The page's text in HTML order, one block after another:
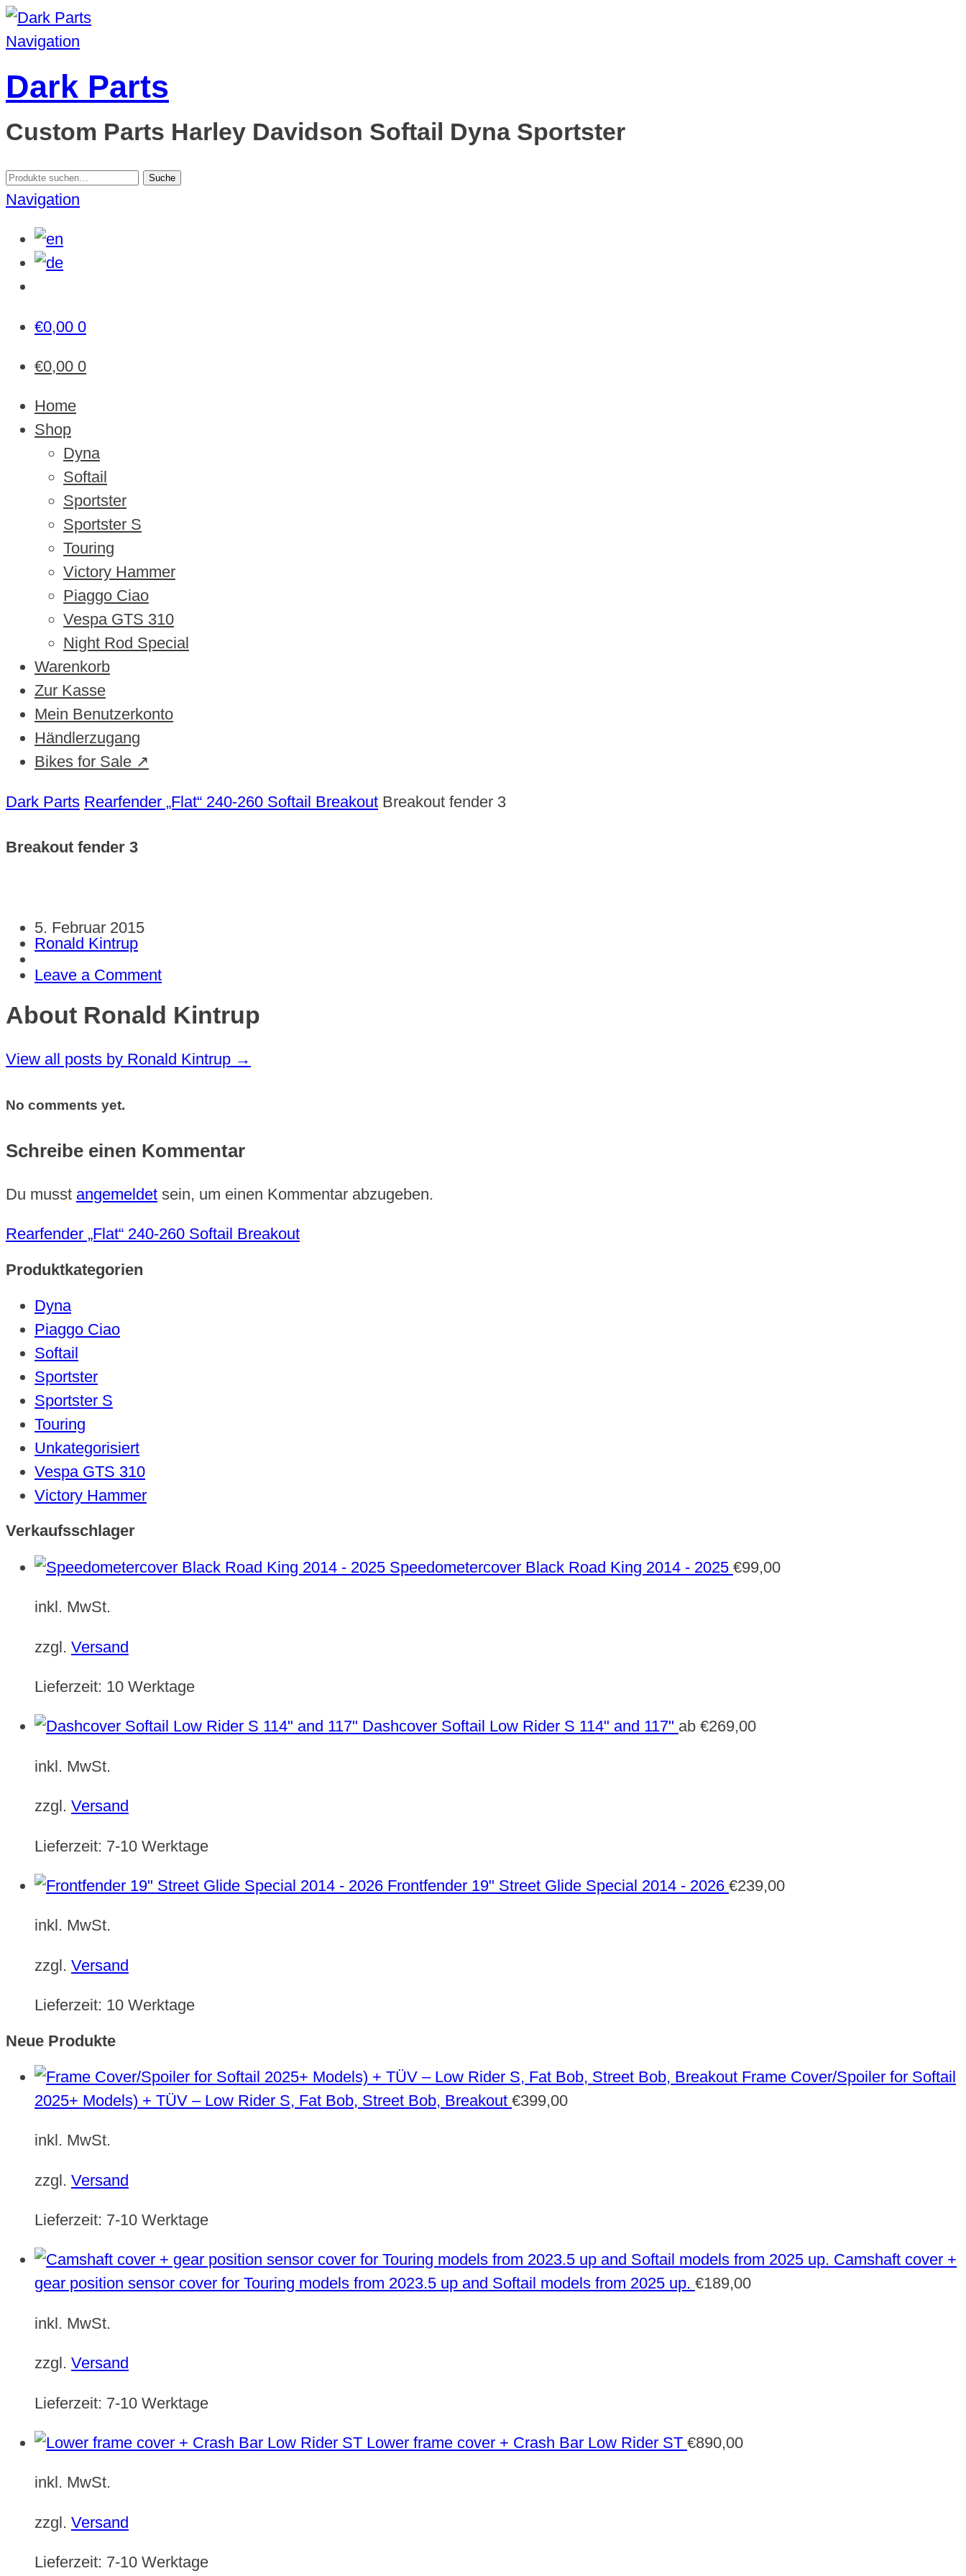
Navigation
Dark Parts
Custom Parts Harley Davidson Softail Dyna Sportster
Suche
nach:
Suche
Navigation
€0,00 0
€0,00 0
Home
Shop
Dyna
Softail
Sportster
Sportster S
Touring
Victory Hammer
Piaggo Ciao
Vespa GTS 310
Night Rod Special
Warenkorb
Zur Kasse
Mein Benutzerkonto
Händlerzugang
Bikes for Sale ↗
Dark Parts Rearfender „Flat“ 240-260 Softail Breakout Breakout fender 3
Breakout fender 3
5. Februar 2015
Ronald Kintrup
Leave a Comment
About Ronald Kintrup
View all posts by Ronald Kintrup →
No comments yet.
Schreibe einen Kommentar
Du musst angemeldet sein, um einen Kommentar abzugeben.
Rearfender „Flat“ 240-260 Softail Breakout
Produktkategorien
Dyna
Piaggo Ciao
Softail
Sportster
Sportster S
Touring
Unkategorisiert
Vespa GTS 310
Victory Hammer
Verkaufsschlager
Speedometercover Black Road King 2014 - 2025 €99,00
inkl. MwSt.
zzgl. Versand
Lieferzeit: 10 Werktage
Dashcover Softail Low Rider S 114" and 117" ab €269,00
inkl. MwSt.
zzgl. Versand
Lieferzeit: 7-10 Werktage
Frontfender 19" Street Glide Special 2014 - 2026 €239,00
inkl. MwSt.
zzgl. Versand
Lieferzeit: 10 Werktage
Neue Produkte
Frame Cover/Spoiler for Softail
2025+ Models) + TÜV – Low Rider S, Fat Bob, Street Bob, Breakout €399,00
inkl. MwSt.
zzgl. Versand
Lieferzeit: 7-10 Werktage
Camshaft cover +
gear position sensor cover for Touring models from 2023.5 up and Softail models from 2025 up. €189,00
inkl. MwSt.
zzgl. Versand
Lieferzeit: 7-10 Werktage
Lower frame cover + Crash Bar Low Rider ST €890,00
inkl. MwSt.
zzgl. Versand
Lieferzeit: 7-10 Werktage